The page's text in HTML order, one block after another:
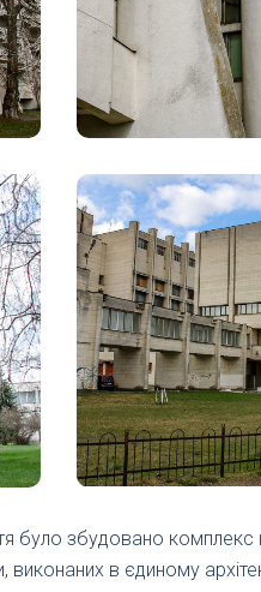
було збудовано
виконаних в єдиному